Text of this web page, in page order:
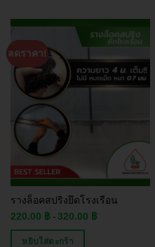
ลดราคา!
รางล็อคสปริงยึดโรงเรือน
220.00 ฿ - 320.00 ฿
หยิบใส่ตะกร้า